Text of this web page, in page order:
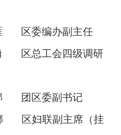
区委编办副主任
区总工会四级调研
团区委副书记
区妇联副主席 （挂